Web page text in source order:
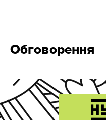
Обговорення